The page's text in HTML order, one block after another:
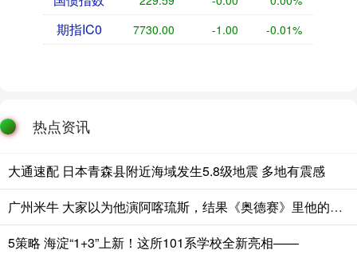
期指IC0 7730.00 -1.00 -0.01%
热点资讯
大通速配 日本青森县附近海域发生5.8级地震 多地有震感
广州米牛 大家以为他演阿喀琉斯，结果《奥德赛》里他的角色才是真正关键
5策略 海淀“1+3”上新！这所101系学校全新亮相——